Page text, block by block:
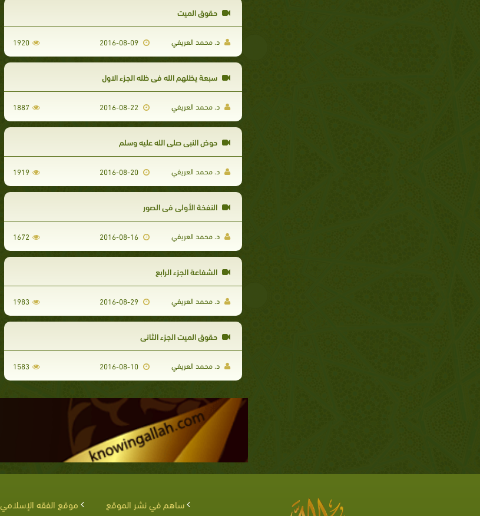
حقوق الميت
د. محمد العريفي 2016-08-09
1920
سبعة يظلهم الله في ظله الجزء الاول
د. محمد العريفي 1887
حوض النبي صلى الله عليه وسلم
د. محمد العريفي 2016-08-20
1919
النفخة الأولى في الصور
د. محمد العريفي 2016-08-16
1672
الشفاعة الجزء الرابع
د. محمد العريفي 2016-08-29
1983
حقوق الميت الجزء الثاني
د. محمد العريفي 2016-08-10
1583
ساهم في نشر الموقع
موقع الفقه الإسلامي